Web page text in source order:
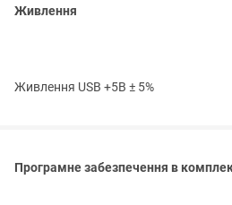
Живлення
Живлення USB +5В ± 5%
Програмне забезпечення в